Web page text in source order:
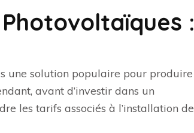
:
une solution populaire pour produire
avant d’investir dans un
les tarifs associés à l’installation de